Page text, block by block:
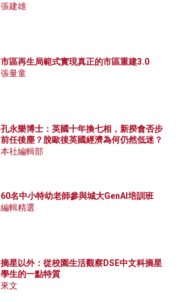
張建雄
市區再生局範式實現真正的市區重建3.0
張量童
孔永樂博士：英國十年換七相，新揆會否步
前任後塵？脫歐後英國經濟為何仍然低迷？
本社編輯部
60名中小特幼老師參與城大GenAI培訓班
編輯精選
摘星以外：從校園生活觀察DSE中文科摘星
學生的一點特質
來文